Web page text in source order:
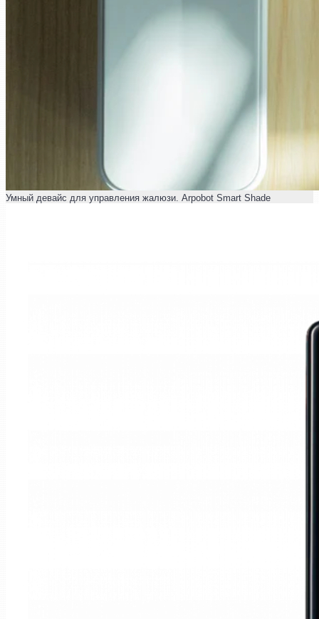
Умный девайс для управления жалюзи. Arpobot Smart Shade